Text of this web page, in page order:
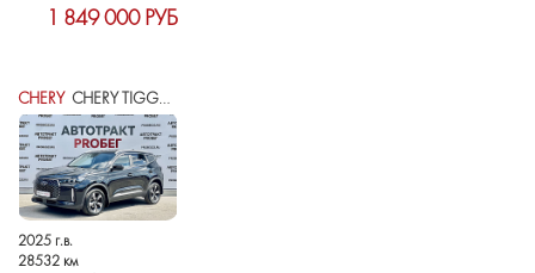
1 849 000 РУБ
CHERY CHERY TIGGO 4 I РЕСТАЙЛИНГ 2
2025 г.в.
28532 км